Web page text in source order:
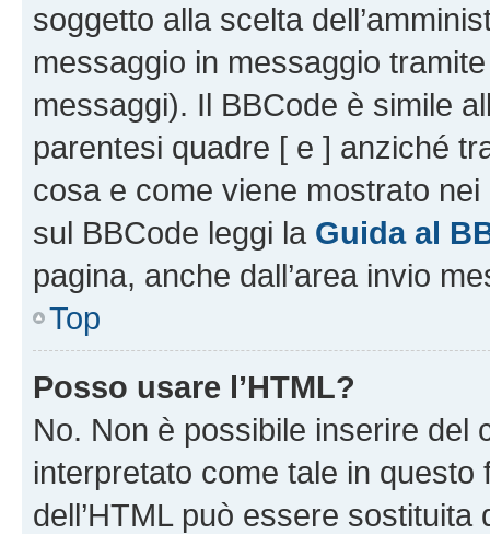
soggetto alla scelta
messaggio in messaggio
messaggi). Il BBCode è simile
parentesi quadre [ e ] anziché
cosa e come viene mostrato
sul BBCode leggi la Guida al
pagina, anche dall’area invio
Top
Posso usare l’HTML?
No. Non è possibile inserire del
interpretato come tale in
dell’HTML può essere sostituita